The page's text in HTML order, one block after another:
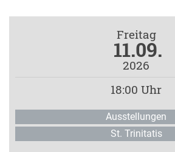
Freitag
11.09.
2026
18:00 Uhr
Ausstellungen
St. Trinitatis